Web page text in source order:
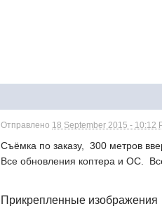
Отправлено 18 September 2015 - 10:12
Съёмка по заказу, 300 метров
Все обновления коптера и ОС.
Прикрепленные изображения